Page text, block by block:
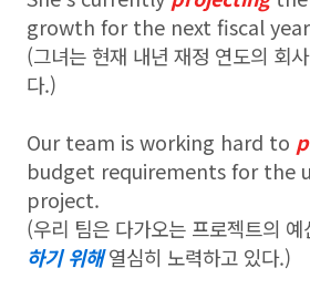
growth for the next fiscal
(그녀는 현재 내년 재정 연도의 회
다.)
Our team is working hard to
budget requirements for the
project.
(우리 팀은 다가오는 프로젝트의
하기 위해열심히 노력하고 있다.)